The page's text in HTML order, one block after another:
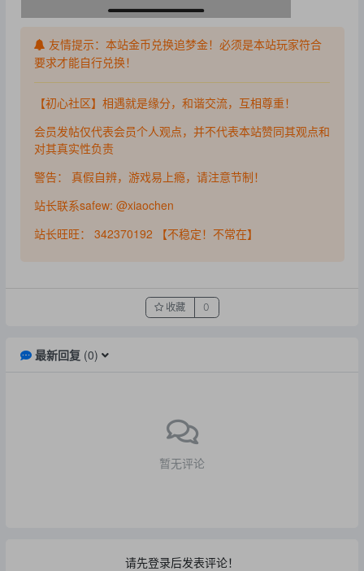
友情提示：本站金币兑换追梦金！必须是本站玩家符合
要求才能自行兑换！
【初心社区】相遇就是缘分，和谐交流，互相尊重！
会员发帖仅代表会员个人观点，并不代表本站赞同其观点和
对其真实性负责
警告： 真假自辨，游戏易上瘾，请注意节制！
站长联系safew: @xiaochen
站长旺旺： 342370192 【不稳定！不常在】
收藏 0
最新回复(0)
暂无评论
请先登录后发表评论！